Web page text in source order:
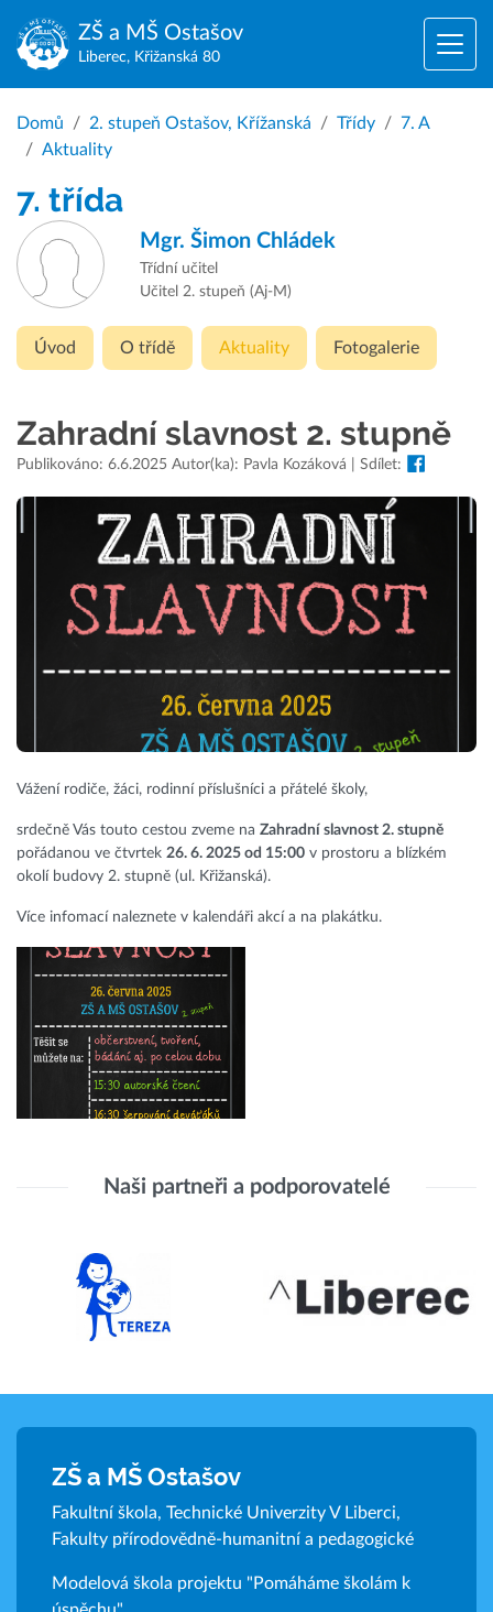
ZŠ a MŠ Ostašov
Liberec, Křižanská 80
Domů 2. stupeň Ostašov, Křížanská Třídy
7. A
Aktuality
7. třída
Mgr. Šimon Chládek
Třídní učitel
Učitel 2. stupeň (Aj-M)
Úvod O třídě Aktuality Fotogalerie
Zahradní slavnost 2. stupně
Publikováno: 6.6.2025 Autor(ka): Pavla Kozáková | Sdílet:
Vážení rodiče, žáci, rodinní příslušníci a přátelé školy,
srdečně Vás touto cestou zveme na Zahradní slavnost 2. stupně
pořádanou ve čtvrtek 26. 6. 2025 od 15:00 v prostoru a blízkém
okolí budovy 2. stupně (ul. Křižanská).
Více infomací naleznete v kalendáři akcí a na plakátku.
Naši partneři a podporovatelé
ZŠ a MŠ Ostašov
Fakultní škola, Technické Univerzity V Liberci,
Fakulty přírodovědně-humanitní a pedagogické
Modelová škola projektu "Pomáháme školám k